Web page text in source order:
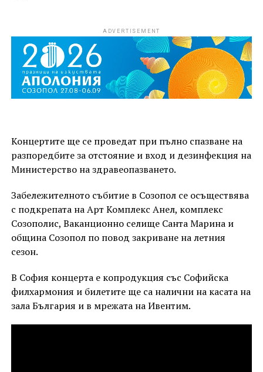
ADVERTISEMENT
Концертите ще се проведат при пълно спазване на
разпоредбите за отстояние и вход и дезинфекция на
Министерство на здравеопазването.
Забележителното събитие в Созопол се осъществява
с подкрепата на Арт Комплекс Анел, комплекс
Созополис, Ваканционно селище Санта Марина и
община Созопол по повод закриване на летния
сезон.
В София концерта е копродукция със Софийска
филхармония и билетите ще са налични на касата на
зала България и в мрежата на Ивентим.